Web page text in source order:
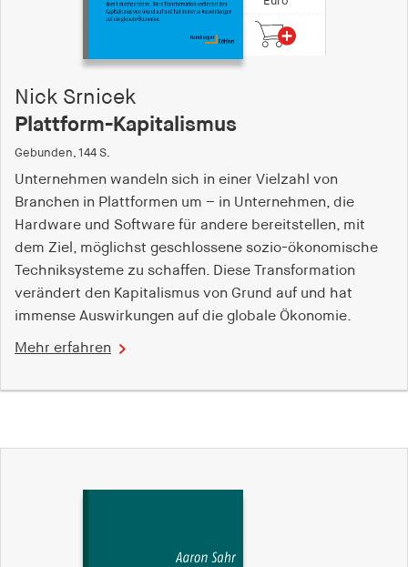
Nick Srnicek
Plattform-Kapitalismus
Gebunden, 144 S.
Unternehmen wandeln sich in einer Vielzahl von
Branchen in Plattformen um – in Unternehmen, die
Hardware und Software für andere bereitstellen, mit
dem Ziel, möglichst geschlossene sozio-ökonomische
Techniksysteme zu schaffen. Diese Transformation
verändert den Kapitalismus von Grund auf und hat
immense Auswirkungen auf die globale Ökonomie.
Mehr erfahren